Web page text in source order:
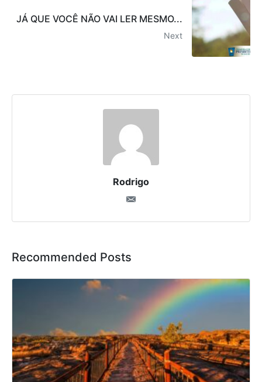
JÁ QUE VOCÊ NÃO VAI LER MESMO...
Next
Rodrigo
Recommended Posts